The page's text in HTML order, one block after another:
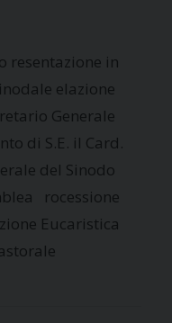
resentazione in
elazione
Generale
di S.E. il Card.
del Sinodo
rocessione
Eucaristica